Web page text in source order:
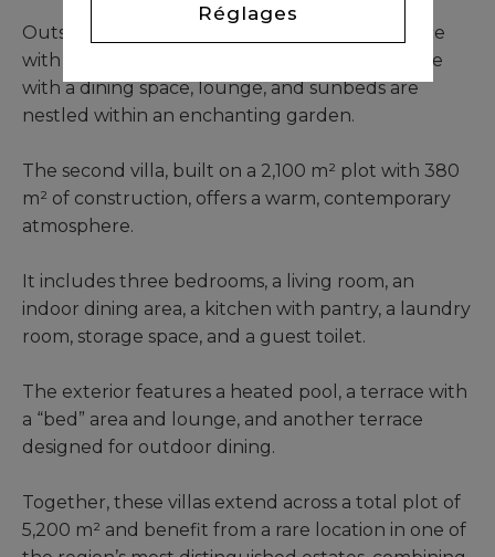
Outside, a non-heated swimming pool, a terrace
with a children’s play area, and a second terrace
with a dining space, lounge, and sunbeds are
nestled within an enchanting garden.
The second villa, built on a 2,100 m² plot with 380
m² of construction, offers a warm, contemporary
atmosphere.
It includes three bedrooms, a living room, an
indoor dining area, a kitchen with pantry, a laundry
room, storage space, and a guest toilet.
The exterior features a heated pool, a terrace with
a “bed” area and lounge, and another terrace
designed for outdoor dining.
Together, these villas extend across a total plot of
5,200 m² and benefit from a rare location in one of
Réglages